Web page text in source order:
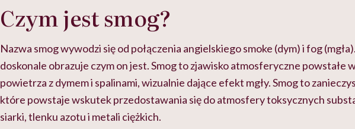
Czym jest smog?
Nazwa smog wywodzi się od połączenia angielskiego smoke (dym) i fog
doskonale obrazuje czym on jest. Smog to zjawisko atmosferyczne powstałe
powietrza z dymem i spalinami, wizualnie dające efekt mgły. Smog to
które powstaje wskutek przedostawania się do atmosfery toksycznych
siarki, tlenku azotu i metali ciężkich.